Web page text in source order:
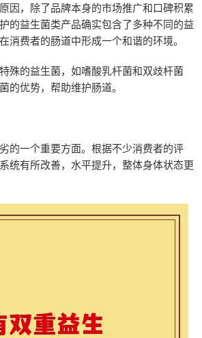
因，除了品牌本身的市场推广和口碑积累
的益生菌类产品确实包含了多种不同的益
费者的肠道中形成一个和谐的环境。
殊的益生菌，如嗜酸乳杆菌和双歧杆菌
的优势，帮助维护肠道。
的一个重要方面。根据不少消费者的评
统有所改善，水平提升，整体身体状态更